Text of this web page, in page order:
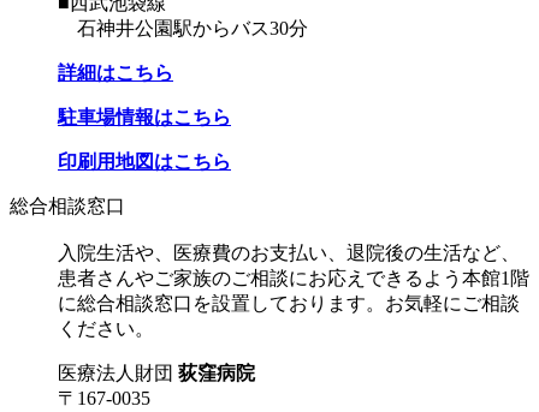
石神井公園駅からバス30分
詳細はこちら
駐車場情報はこちら
印刷用地図はこちら
総合相談窓口
入院生活や、医療費のお支払い、退院後の生活など、
患者さんやご家族のご相談にお応えできるよう本館1階
に総合相談窓口を設置しております。お気軽にご相談
ください。
医療法人財団 荻窪病院
〒167-0035